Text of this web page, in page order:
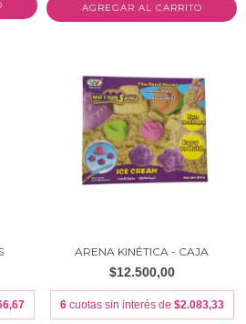
AGREGAR AL CARRITO
ARENA KINÉTICA - CAJA
$12.500,00
6 cuotas sin interés de $2.083,33